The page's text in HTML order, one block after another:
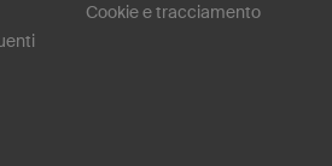
Cookie e tracciamento